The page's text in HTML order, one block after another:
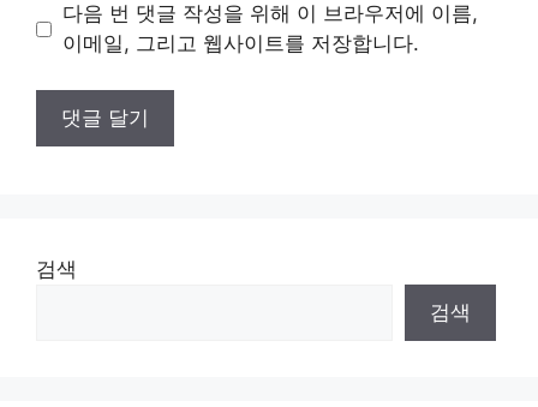
트
다음 번 댓글 작성을 위해 이 브라우저에 이름,
이메일, 그리고 웹사이트를 저장합니다.
검색
검색